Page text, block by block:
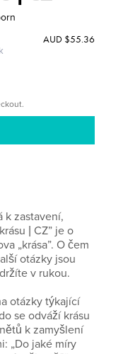
AUD $55.36
k zastavení,
| CZ” je o
„krása”. O čem
otázky jsou
v rukou.
otázky týkající
se odváží krásu
k zamyšlení
„Do jaké míry